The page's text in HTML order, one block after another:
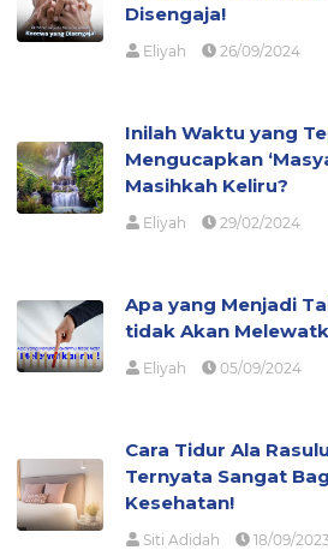
Disengaja!
Eliyah 26/09/2024
Inilah Waktu yang
Mengucapkan
Masihkah Keliru?
Eliyah 29/02/2024
Apa yang Menjadi
tidak Akan
Eliyah 05/09/2024
Cara Tidur Ala
Ternyata Sangat
Kesehatan!
Siti Adidah 18/09/2023